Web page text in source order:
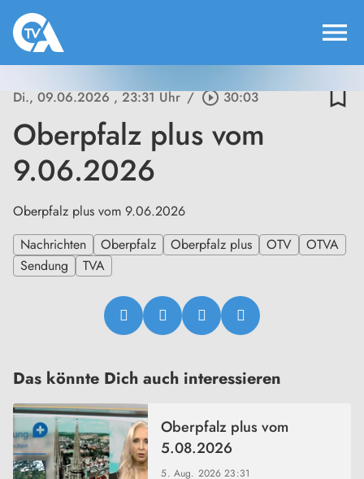
menu
Di., 09.06.2026, 23:31 Uhr / play_circle_outline30:03 bookmark_border
Oberpfalz plus vom
9.06.2026
Oberpfalz plus vom 9.06.2026
Nachrichten
Oberpfalz Oberpfalz plus OTV
OTVA
Sendung
TVA
Das könnte Dich auch interessieren
5. Aug. 202623:31
Oberpfalz plus vom
5.08.2026